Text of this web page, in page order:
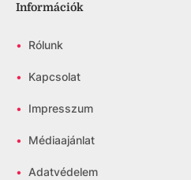
Információk
• Rólunk
• Kapcsolat
• Impresszum
• Médiaajánlat
• Adatvédelem